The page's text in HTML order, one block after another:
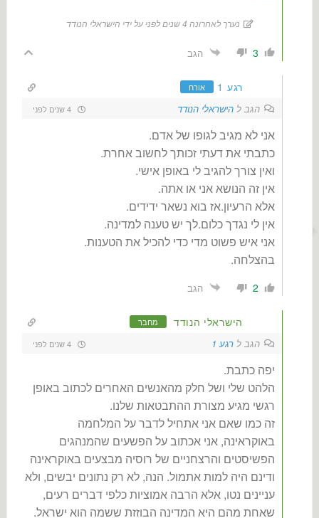
נערך לאחרונה 4 שנים לפני על ידי הישראלי הנודד
3 הגב
רגע 1 אורח
הגב ל הישראלי הנודד
אני לא מגיב לגופו של אדם.
כתבתי את דעתי זכותך לחשוב אחרת.
ואין צורך להגיב לי באופן אישי.
אין זה הנושא אני או אתה.
אלא הרעיון.אז בוא נשאר ידידים.
אין לי נגדך כלום.לך יש טענה למדינה.
אני איש פשוט מדי כדי להכיל את הטענות.
בהצלחה.
2 הגב
הישראלי הנודד מחבר
הגב ל רגע 1
יפה כתבת.
הלהט שלי ושל חלק מהאנשים האחרים לכתוב באופן
רגשי מגיע מצורת ההתבטאות שלנו.
זה כמו שאם אני אתחיל לדבר על המלחמה
באוקראינה, אני אכתוב על הפשעים שהמנהגים
הפשיסטים והרצחניים של רוסיה מבצעים באוקראינה
ודינם היה למות אתמול. הנה, לא רק נתונים יבשים, ולא
עניינים נטו, אלא הרבה אמוציות כלפי דברים רעים,
שאחת מהם היא המדינה הבוזזת ששמה הוא ישראל.